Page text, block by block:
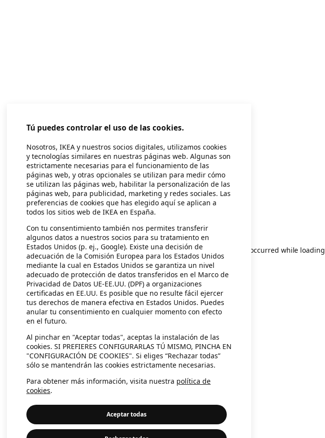
Application error: a client-side exception has occurred while loading
Tú puedes controlar el uso de las cookies.
Nosotros, IKEA y nuestros socios digitales, utilizamos cookies
y tecnologías similares en nuestras páginas web. Algunas son
estrictamente necesarias para el funcionamiento de las
páginas web, y otras opcionales se utilizan para medir cómo
se utilizan las páginas web, habilitar la personalización de las
páginas web, para publicidad, marketing y redes sociales. Las
preferencias de cookies que has elegido aquí se aplican a
todos los sitios web de IKEA en España.
Con tu consentimiento también nos permites transferir
algunos datos a nuestros socios para su tratamiento en
Estados Unidos (p. ej., Google). Existe una decisión de
adecuación de la Comisión Europea para los Estados Unidos
mediante la cual en Estados Unidos se garantiza un nivel
adecuado de protección de datos transferidos en el Marco de
Privacidad de Datos UE-EE.UU. (DPF) a organizaciones
certificadas en EE.UU. Es posible que no resulte fácil ejercer
tus derechos de manera efectiva en Estados Unidos. Puedes
anular tu consentimiento en cualquier momento con efecto
en el futuro.
Al pinchar en "Aceptar todas", aceptas la instalación de las
cookies. SI PREFIERES CONFIGURARLAS TÚ MISMO, PINCHA EN
"CONFIGURACIÓN DE COOKIES". Si eliges “Rechazar todas”
sólo se mantendrán las cookies estrictamente necesarias.
Para obtener más información, visita nuestra política de
cookies.
Aceptar todas